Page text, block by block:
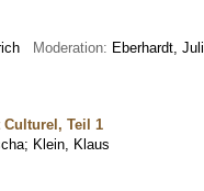
Moderation: Eberhardt,
Teil 1
Klein, Klaus